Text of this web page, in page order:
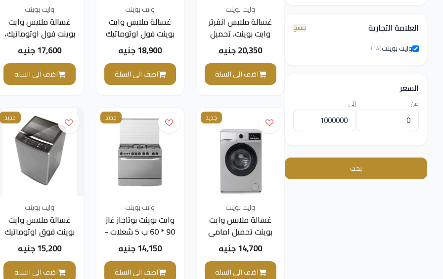
العلامة التجارية مسح
وايت بوينت(14)
السعر
من إلى
بحث
وايت بوينت
غسالة ملابس انفرتر
وايت بوينت، تحميل
امامي، 8 كجم، فضي20,350 جنيه
اضف الى السلة
وايت بوينت
غسالة ملابس وايت
بوينت فول اوتوماتيك
بتقنية الانفرتر، تحميل
امامي، 7 كجم، اسود
- WPW71015DSWB
18,900 جنيه
اضف الى السلة
وايت بوينت
غسالة ملابس وايت
بوينت فول اوتوماتيك،
تحميل امامي، 7 كجم،
فضي -
WPW71015DSWS
INV
17,600 جنيه
اضف الى السلة
جديد
وايت بوينت
غسالة ملابس وايت
بوينت تحميل امامي
فضي -
WPW61015PDS
14,700 جنيه
اضف الى السلة
جديد
وايت بوينت
وايت بوينت بوتاجاز غاز
90 * 60 ب 5 شعلات -
استانلس وأمان كامل
WPGC9060XFSAM
14,150 جنيه
اضف الى السلة
جديد
وايت بوينت
غسالة ملابس وايت
بوينت فوق اوتوماتيك
ديجيتال، 13 كجم،
رمادي -
WPTL13DPGMA
15,200 جنيه
اضف الى السلة